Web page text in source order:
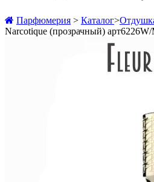
Парфюмерия > Каталог>
Narcotique (прозрачный)